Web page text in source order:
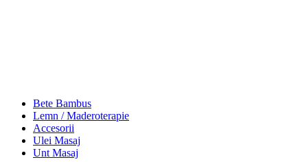
Bete Bambus
Lemn / Maderoterapie
Accesorii
Ulei Masaj
Unt Masaj